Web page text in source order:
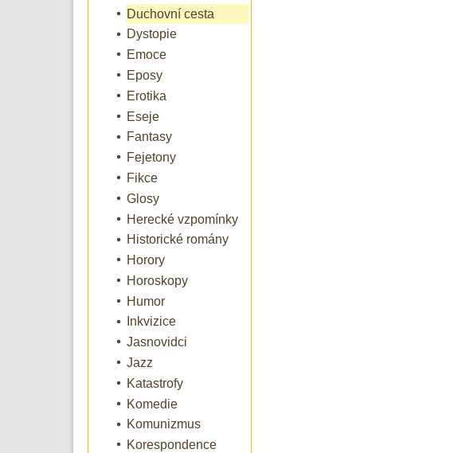
Duchovní cesta
Dystopie
Emoce
Eposy
Erotika
Eseje
Fantasy
Fejetony
Fikce
Glosy
Herecké vzpomínky
Historické romány
Horory
Horoskopy
Humor
Inkvizice
Jasnovidci
Jazz
Katastrofy
Komedie
Komunizmus
Korespondence